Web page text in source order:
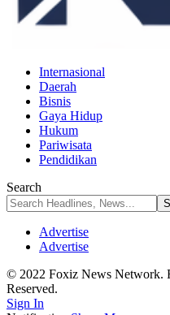
Internasional
Daerah
Bisnis
Gaya Hidup
Hukum
Pariwisata
Pendidikan
Search
Advertise
Advertise
© 2022 Foxiz News Network.
Reserved.
Sign In